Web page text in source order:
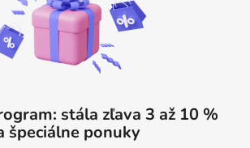
stála zľava 3 až 10 %
špeciálne ponuky